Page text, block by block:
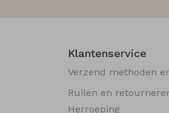
Klantenservice
Verzend methoden
Ruilen en
Herroeping